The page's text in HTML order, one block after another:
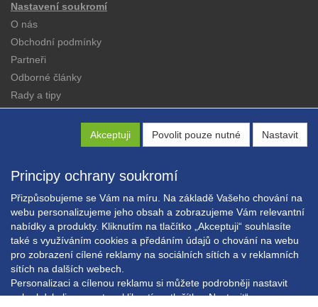
Akceptuji Povolit pouze nutné Nastavit
Principy ochrany soukromí
Přizpůsobujeme se Vám na míru. Na základě Vašeho chování na
webu personalizujeme jeho obsah a zobrazujeme Vám relevantní
nabídky a produkty. Kliknutím na tlačítko „Akceptuji“ souhlasíte
také s využíváním cookies a předáním údajů o chování na webu
pro zobrazení cílené reklamy na sociálních sítích a v reklamních
sítích na dalších webech.
Personalizaci a cílenou reklamu si můžete podrobněji nastavit
nebo kdykoli vypnout po kliknutí na tlačítko „Nastavit“.
Nastavení soukromí
O nás
Obchodní podmínky
Partneři
Odborné články
Rady a tipy
Copyright © EXPRESS ALARM Czech s.r.o.
Powered byABRA E-shop